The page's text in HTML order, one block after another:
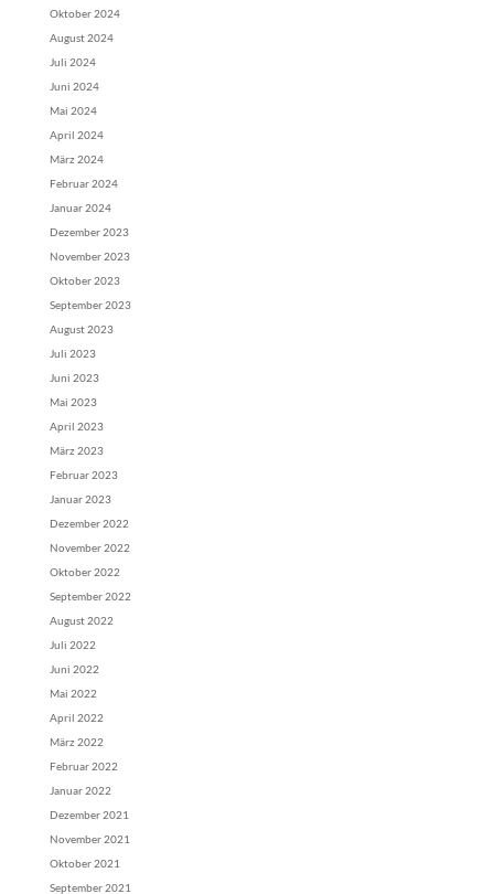
Oktober 2024
August 2024
Juli 2024
Juni 2024
Mai 2024
April 2024
März 2024
Februar 2024
Januar 2024
Dezember 2023
November 2023
Oktober 2023
September 2023
August 2023
Juli 2023
Juni 2023
Mai 2023
April 2023
März 2023
Februar 2023
Januar 2023
Dezember 2022
November 2022
Oktober 2022
September 2022
August 2022
Juli 2022
Juni 2022
Mai 2022
April 2022
März 2022
Februar 2022
Januar 2022
Dezember 2021
November 2021
Oktober 2021
September 2021